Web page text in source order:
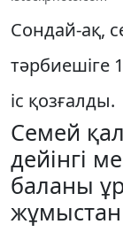
Сондай-ақ,
іс қозғалды.
Семей
дейінгі
баланы
жұмыстан